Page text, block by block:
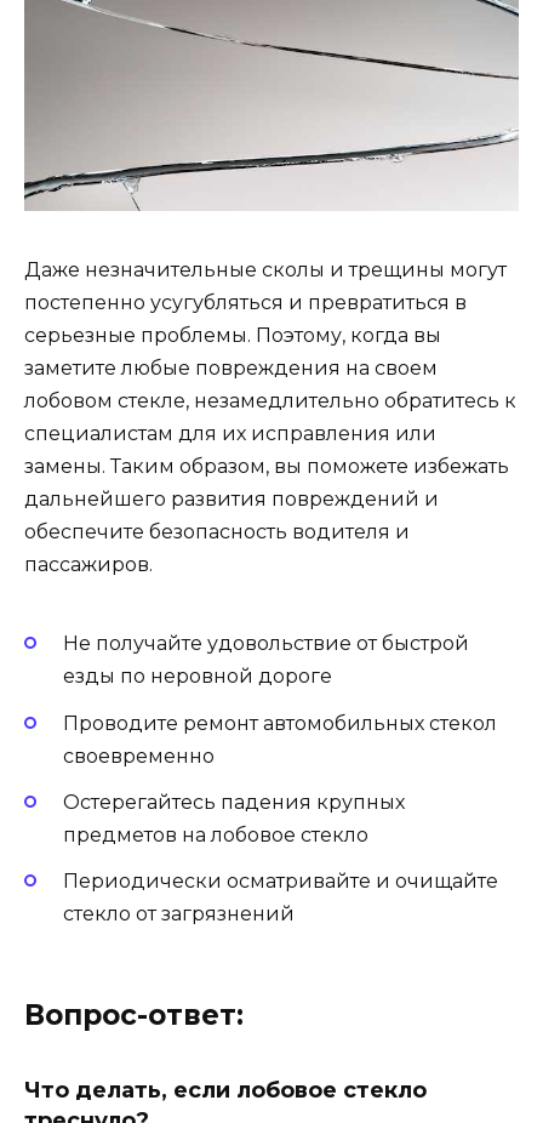
Даже незначительные сколы и трещины могут
постепенно усугубляться и превратиться в
серьезные проблемы. Поэтому, когда вы
заметите любые повреждения на своем
лобовом стекле, незамедлительно обратитесь к
специалистам для их исправления или
замены. Таким образом, вы поможете избежать
дальнейшего развития повреждений и
обеспечите безопасность водителя и
пассажиров.
Не получайте удовольствие от быстрой
езды по неровной дороге
Проводите ремонт автомобильных стекол
своевременно
Остерегайтесь падения крупных
предметов на лобовое стекло
Периодически осматривайте и очищайте
стекло от загрязнений
Вопрос-ответ:
Что делать, если лобовое стекло